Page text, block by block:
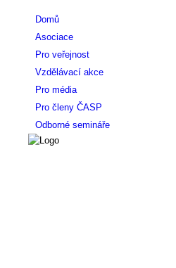
Domů
Asociace
Pro veřejnost
Vzdělávací akce
Pro média
Pro členy ČASP
Odborné semináře